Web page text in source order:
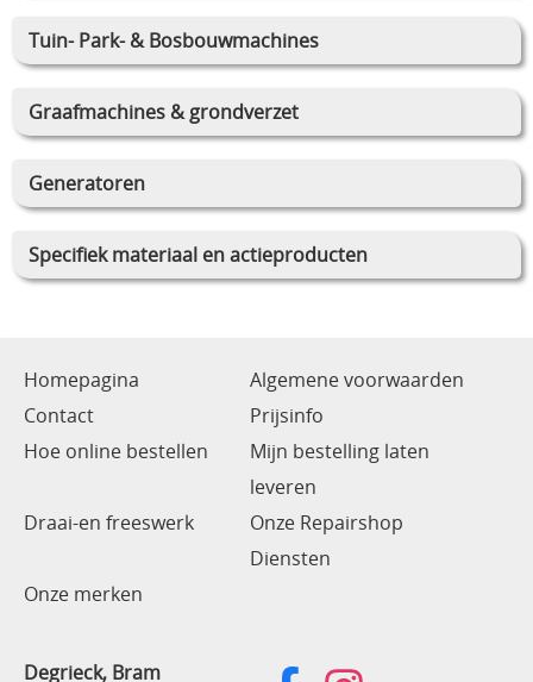
Tuin- Park- & Bosbouwmachines
Graafmachines & grondverzet
Generatoren
Specifiek materiaal en actieproducten
Homepagina
Algemene voorwaarden
Contact
Prijsinfo
Hoe online bestellen
Mijn bestelling laten
leveren
Draai-en freeswerk
Onze Repairshop
Diensten
Onze merken
Degrieck, Bram